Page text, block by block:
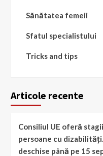
Sănătatea femeii
Sfatul specialistului
Tricks and tips
Articole recente
Consiliul UE oferă
persoane cu
deschise până pe 15